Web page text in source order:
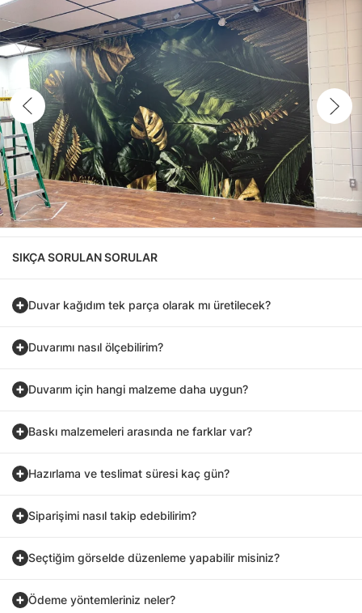
SIKÇA SORULAN SORULAR
Duvar kağıdım tek parça olarak mı üretilecek?
Duvarımı nasıl ölçebilirim?
Duvarım için hangi malzeme daha uygun?
Baskı malzemeleri arasında ne farklar var?
Hazırlama ve teslimat süresi kaç gün?
Siparişimi nasıl takip edebilirim?
Seçtiğim görselde düzenleme yapabilir misiniz?
Ödeme yöntemleriniz neler?